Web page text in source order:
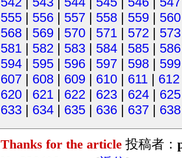
555 | 556 | 557 | 558 | 559 | 560
568 | 569 | 570 | 571 | 572 | 573
581 | 582 | 583 | 584 | 585 | 586
594 | 595 | 596 | 597 | 598 | 599
607 | 608 | 609 | 610 | 611 | 612
620 | 621 | 622 | 623 | 624 | 625
633 | 634 | 635 | 636 | 637 | 638
Thanks for the article 投稿者：